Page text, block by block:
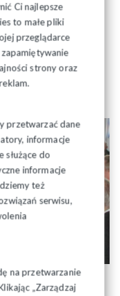
Ci najlepsze
to małe pliki
przeglądarce
strony oraz
przetwarzać dane
informacje
służące do
informacje
też
serwisu,
na przetwarzanie
„Zarządzaj
szczególnie
obecną kadencję.
uchwały jako
z nią także
w Zarządzie
samorządowymi
członkom